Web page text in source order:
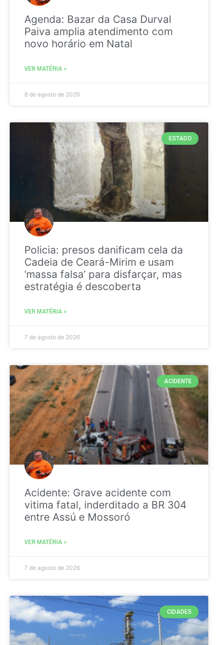
Agenda: Bazar da Casa Durval
Paiva amplia atendimento com
novo horário em Natal
VER MATÉRIA »
8 de agosto de 2026
ESTADO
Policia: presos danificam cela da
Cadeia de Ceará-Mirim e usam
‘massa falsa’ para disfarçar, mas
estratégia é descoberta
VER MATÉRIA »
7 de agosto de 2026
ACIDENTE
Acidente: Grave acidente com
vitima fatal, inderditado a BR 304
entre Assú e Mossoró
VER MATÉRIA »
7 de agosto de 2026
CIDADES